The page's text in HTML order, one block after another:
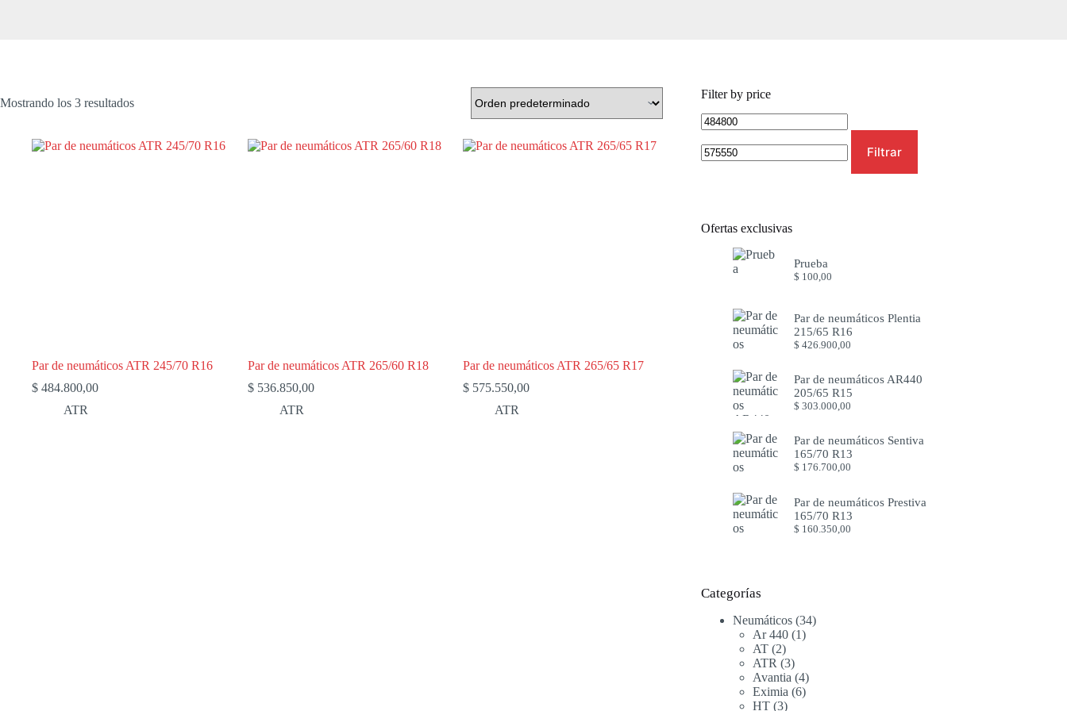
Mostrando los 3 resultados
Par de neumáticos ATR 245/70 R16
$ 484.800,00
ATR
Par de neumáticos ATR 265/60 R18
$536.850,00
ATR
Par de neumáticos ATR 265/65 R17
$ 575.550,00
ATR
Filter by price
Precio
mínimo
máximo
Filtrar
Ofertas exclusivas
Prueba
$ 100,00
Par de neumáticos Plentia
215/65 R16
$ 426.900,00
Par de neumáticos AR440
205/65 R15
$ 303.000,00
Par de neumáticos Sentiva
165/70 R13
$ 176.700,00
Par de neumáticos Prestiva
165/70 R13
$ 160.350,00
Categorías
Neumáticos 3434
Ar 440 11
AT 22
productos
ATR 33
productos
Avantia 44
productos
Eximia 66
HT 33